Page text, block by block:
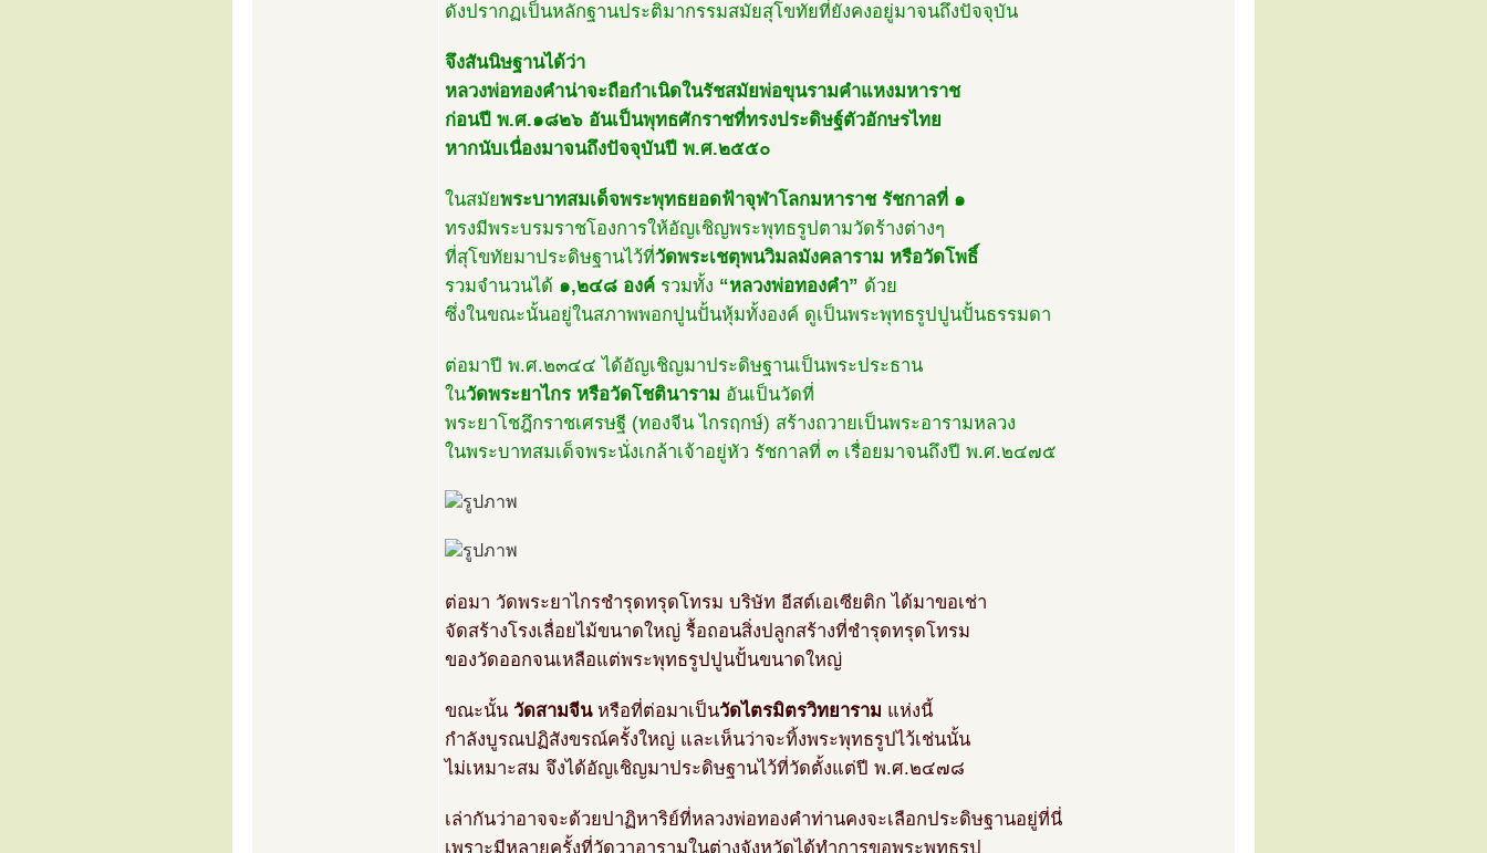
ดังปรากฏเป็นหลักฐานประติมากรรมสมัยสุโขทัยที่ยังคงอยู่มาจนถึงปัจจุบัน
จึงสันนิษฐานได้ว่า
หลวงพ่อทองคำน่าจะถือกำเนิดในรัชสมัยพ่อขุนรามคำแหงมหาราช
ก่อนปี พ.ศ.๑๘๒๖ อันเป็นพุทธศักราชที่ทรงประดิษฐ์ตัวอักษรไทย
หากนับเนื่องมาจนถึงปัจจุบันปี พ.ศ.๒๕๕๐
ในสมัยพระบาทสมเด็จพระพุทธยอดฟ้าจุฬาโลกมหาราช รัชกาลที่ ๑
ทรงมีพระบรมราชโองการให้อัญเชิญพระพุทธรูปตามวัดร้างต่างๆ
ที่สุโขทัยมาประดิษฐานไว้ที่วัดพระเชตุพนวิมลมังคลาราม หรือวัดโพธิ์
รวมจำนวนได้ ๑,๒๔๘ องค์ รวมทั้ง “หลวงพ่อทองคำ” ด้วย
ซึ่งในขณะนั้นอยู่ในสภาพพอกปูนปั้นหุ้มทั้งองค์ ดูเป็นพระพุทธรูปปูนปั้นธรรมดา
ต่อมาปี พ.ศ.๒๓๔๔ ได้อัญเชิญมาประดิษฐานเป็นพระประธาน
ในวัดพระยาไกร หรือวัดโชตินาราม อันเป็นวัดที่
พระยาโชฎึกราชเศรษฐี (ทองจีน ไกรฤกษ์) สร้างถวายเป็นพระอารามหลวง
ในพระบาทสมเด็จพระนั่งเกล้าเจ้าอยู่หัว รัชกาลที่ ๓ เรื่อยมาจนถึงปี พ.ศ.๒๔๗๕
ต่อมา วัดพระยาไกรชำรุดทรุดโทรม บริษัท อีสต์เอเซียติก ได้มาขอเช่า
จัดสร้างโรงเลื่อยไม้ขนาดใหญ่ รื้อถอนสิ่งปลูกสร้างที่ชำรุดทรุดโทรม
ของวัดออกจนเหลือแต่พระพุทธรูปปูนปั้นขนาดใหญ่
ขณะนั้น วัดสามจีนหรือที่ต่อมาเป็นวัดไตรมิตรวิทยาราม แห่งนี้
กำลังบูรณปฏิสังขรณ์ครั้งใหญ่ และเห็นว่าจะทิ้งพระพุทธรูปไว้เช่นนั้น
ไม่เหมาะสม จึงได้อัญเชิญมาประดิษฐานไว้ที่วัดตั้งแต่ปี พ.ศ.๒๔๗๘
เล่ากันว่าอาจจะด้วยปาฏิหาริย์ที่หลวงพ่อทองคำท่านคงจะเลือกประดิษฐานอยู่ที่นี่
เพราะมีหลายครั้งที่วัดวาอารามในต่างจังหวัดได้ทำการขอพระพุทธรูป